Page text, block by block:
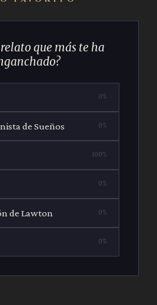
relato que más te ha
0%
de Sueños 0%
100%
0%
de Lawton 0%
0%